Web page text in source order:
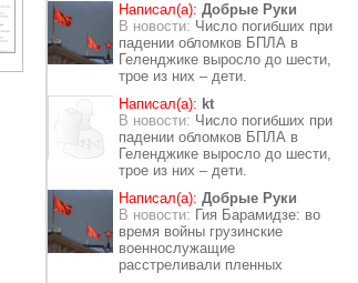
Написал(а): Добрые Руки
В новости: Число погибших при
падении обломков БПЛА в
Геленджике выросло до шести,
трое из них – дети.
Написал(а): kt
В новости: Число погибших при
падении обломков БПЛА в
Геленджике выросло до шести,
трое из них – дети.
Написал(а): Добрые Руки
В новости: Гия Барамидзе: во
время войны грузинские
военнослужащие
расстреливали пленных